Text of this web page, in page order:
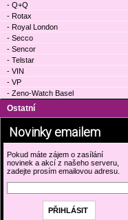
- Q+Q
- Rotax
- Royal London
- Secco
- Sencor
- Telstar
- VIN
- VP
- Zeno-Watch Basel
Ostatní
Novinky emailem
Pokud máte zájem o zasílání
novinek a akcí z našeho serveru,
zadejte prosím emailovou adresu.